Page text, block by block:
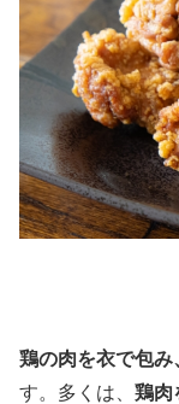
鶏の肉を衣で包
す。多くは、 鶏肉